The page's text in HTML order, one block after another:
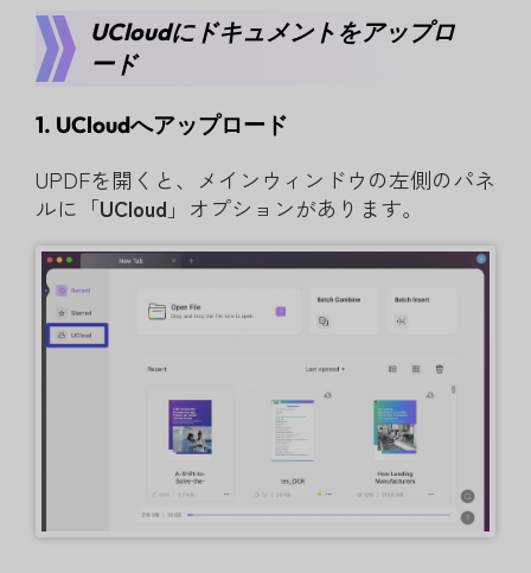
UCloudにドキュメントをアップロ
ード
1. UCloudへアップロード
UPDFを開くと、メインウィンドウの左側のパネ
ルに「UCloud 」オプションがあります。